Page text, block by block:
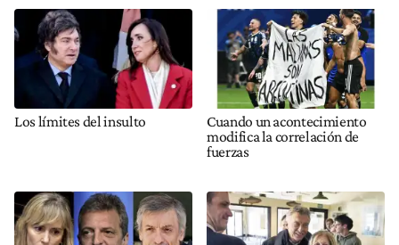
Los límites del insulto
Cuando un acontecimiento
modifica la correlación de
fuerzas